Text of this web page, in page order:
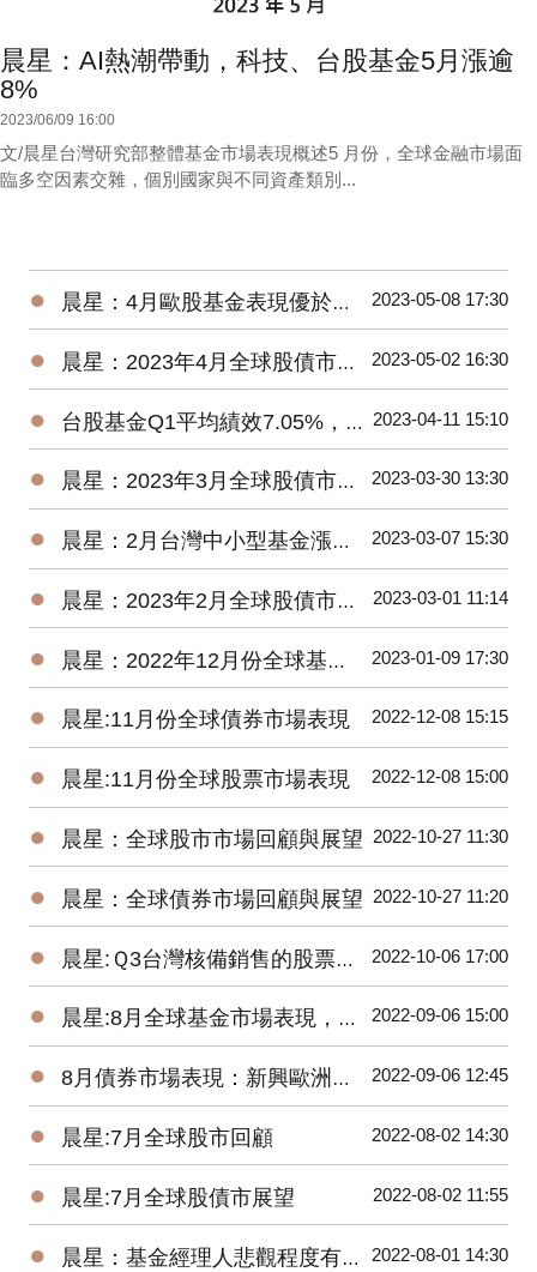
晨星：AI熱潮帶動，科技、台股基金5月漲逾
8%
2023/06/09 16:00
文/晨星台灣研究部整體基金市場表現概述5 月份，全球金融市場面
臨多空因素交雜，個別國家與不同資產類別...
● 晨星：4月歐股基金表現優於美股、亞股，債券基金漲跌不一 2023-05-08 17:30
● 晨星：2023年4月全球股債市展望 2023-05-02 16:30
● 台股基金Q1平均績效7.05%，台灣中小型平均報酬率來到18.93% 2023-04-11 15:10
● 晨星：2023年3月全球股債市展望 2023-03-30 13:30
● 晨星：2月台灣中小型基金漲逾4%，債券基金全軍覆沒 2023-03-07 15:30
● 晨星：2023年2月全球股債市展望 2023-03-01 11:14
● 晨星：2022年12月份全球基金市場年報 2023-01-09 17:30
● 晨星:11月份全球債券市場表現 2022-12-08 15:15
● 晨星:11月份全球股票市場表現 2022-12-08 15:00
● 晨星：全球股市市場回顧與展望 2022-10-27 11:30
● 晨星：全球債券市場回顧與展望 2022-10-27 11:20
● 晨星:Ｑ3台灣核備銷售的股票型基金虧損8.77%，債券型基金虧損5.61% 2022-10-06 17:00
● 晨星:8月全球基金市場表現，能源基金逆勢上漲2.8%、貴金屬基金下跌7.9% 2022-09-06 15:00
● 8月債券市場表現：新興歐洲債券基金交出17.58%高報酬令人驚艷 2022-09-06 12:45
● 晨星:7月全球股市回顧 2022-08-02 14:30
● 晨星:7月全球股債市展望 2022-08-02 11:55
● 晨星：基金經理人悲觀程度有史以來最高，關注企業獲利揭示的未來方向 2022-08-01 14:30